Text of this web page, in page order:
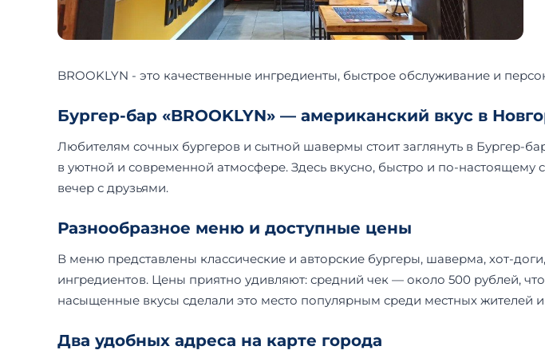
BROOKLYN - это качественные ингредиенты, быстрое обслуживание и
Бургер-бар «BROOKLYN» — американский вкус в
Любителям сочных бургеров и сытной шавермы стоит заглянуть в Бургер-
в уютной и современной атмосфере. Здесь вкусно, быстро и по-настоящему
вечер с друзьями.
Разнообразное меню и доступные цены
В меню представлены классические и авторские бургеры, шаверма, хот-
ингредиентов. Цены приятно удивляют: средний чек — около 500 рублей,
насыщенные вкусы сделали это место популярным среди местных жителей и
Два удобных адреса на карте города